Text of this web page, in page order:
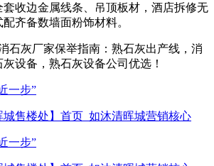
收边金属线条、吊顶板材，酒店拆修无
齐备数墙面粉饰材料。
灰厂家保举指南：熟石灰出产线，消
设备，熟石灰设备公司优选！
一步”
城售楼处】首页_如沐清晖城营销核心
一步”